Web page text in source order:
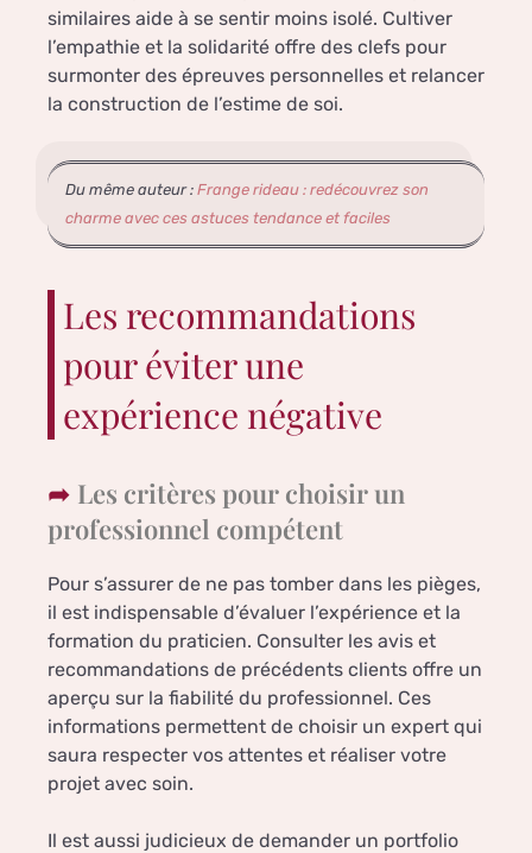
similaires aide à se sentir moins isolé. Cultiver
l’empathie et la solidarité offre des clefs pour
surmonter des épreuves personnelles et relancer
la construction de l’estime de soi.
Du même auteur : Frange rideau : redécouvrez son
charme avec ces astuces tendance et faciles
Les recommandations
pour éviter une
expérience négative
Les critères pour choisir un
professionnel compétent
Pour s’assurer de ne pas tomber dans les pièges,
il est indispensable d’évaluer l’expérience et la
formation du praticien. Consulter les avis et
recommandations de précédents clients offre un
aperçu sur la fiabilité du professionnel. Ces
informations permettent de choisir un expert qui
saura respecter vos attentes et réaliser votre
projet avec soin.
Il est aussi judicieux de demander un portfolio